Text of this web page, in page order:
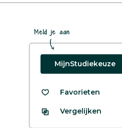
Meld je aan
MijnStudiekeuze
Favorieten
Vergelijken